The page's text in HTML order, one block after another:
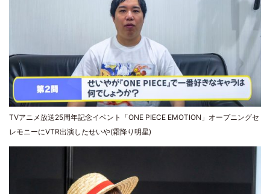
TVアニメ放送25周年記念イベント「ONE PIECE EMOTION」オープニングセ
レモニーにVTR出演したせいや(霜降り明星)